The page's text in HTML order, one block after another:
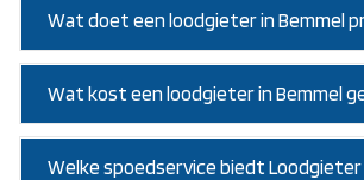
Wat doet een loodgieter in Bemmel
Wat kost een loodgieter in Bemmel
Welke spoedservice biedt Loodgieter